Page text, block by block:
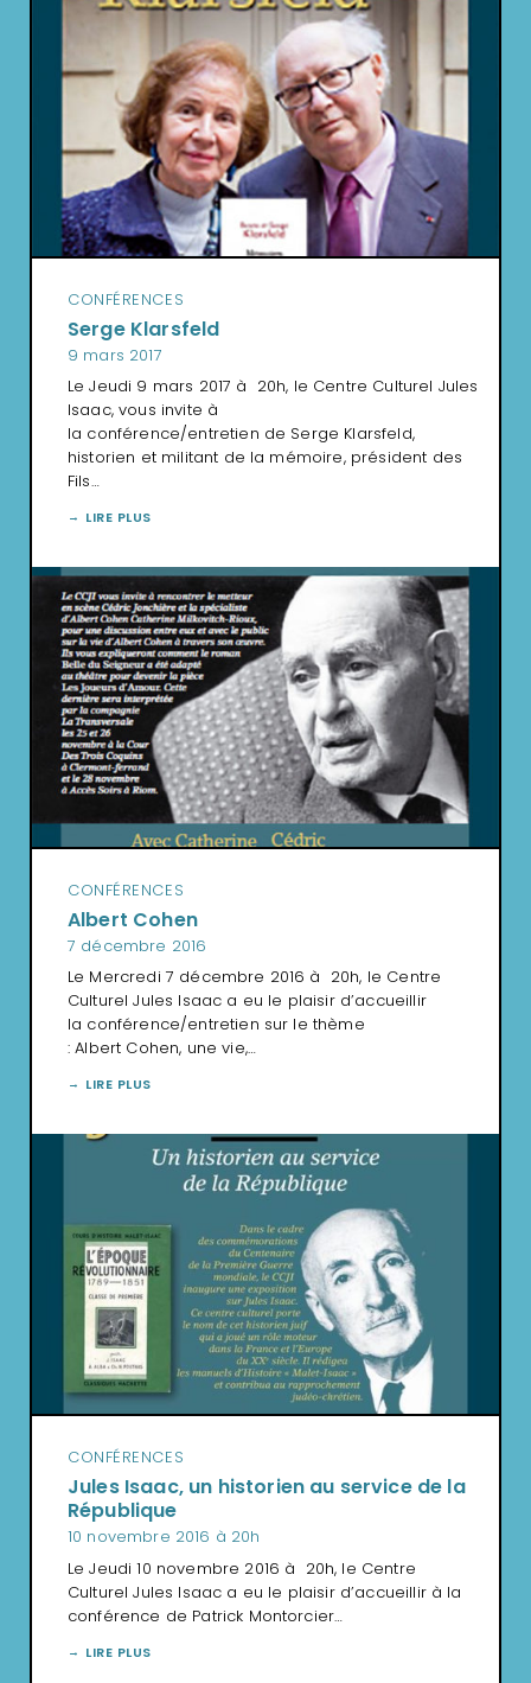
CONFÉRENCES
Serge Klarsfeld
9 mars 2017
Le Jeudi 9 mars 2017 à 20h, le Centre Culturel Jules
Isaac, vous invite à
la conférence/entretien de Serge Klarsfeld,
historien et militant de la mémoire, président des
Fils…
LIRE PLUS
CONFÉRENCES
Albert Cohen
7 décembre 2016
Le Mercredi 7 décembre 2016 à 20h, le Centre
Culturel Jules Isaac a eu le plaisir d’accueillir
la conférence/entretien sur le thème
: Albert Cohen, une vie,…
LIRE PLUS
CONFÉRENCES
Jules Isaac, un historien au service de la
République
10 novembre 2016 à 20h
Le Jeudi 10 novembre 2016 à 20h, le Centre
Culturel Jules Isaac a eu le plaisir d’accueillir à la
conférence de Patrick Montorcier…
LIRE PLUS